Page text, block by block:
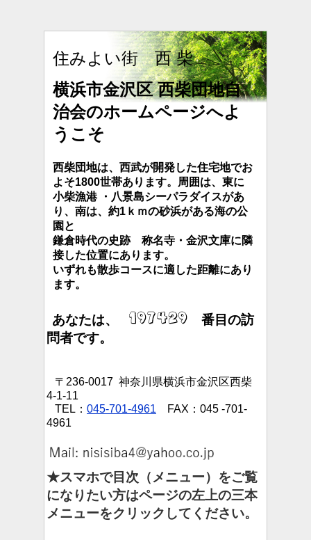
住みよい街 西 柴
横浜市金沢区 西柴団地自
治会のホームページへよ
うこそ
西柴団地は、西武が開発した住宅地でお
よそ1800世帯あります。周囲は、東に
小柴漁港 ・八景島シーパラダイスがあ
り、南は、約1ｋｍの砂浜がある海の公
園と
鎌倉時代の史跡 称名寺・金沢文庫に隣
接した位置にあります。
いずれも散歩コースに適した距離にあり
ます。
あなたは、
番目の訪
問者です。
〒236-0017 神奈川県横浜市金沢区西柴
4-1-11
TEL： 045-701-4961 FAX：045 -701-
4961
★スマホで目次（メニュー）をご覧
になりたい方はページの左上の三本
メニューをクリックしてください。